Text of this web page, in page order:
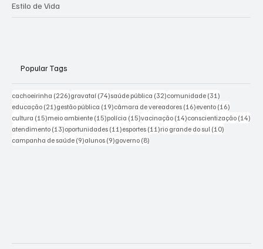
Estilo de Vida
Popular Tags
cachoeirinha (226)226 posts
gravataí (74)74 posts
saúde pública (32)32 posts
comunidade (31)
educação (21)21 posts
gestão pública (19)19 posts
câmara de vereadores (16)16 posts
evento (16)
cultura (15)15 posts
meio ambiente (15)15 posts
polícia (15)15 posts
vacinação (14)14 posts
conscientização (14)
atendimento (13)13 posts
oportunidades (11)11 posts
esportes (11)11 posts
rio grande do sul (10)
campanha de saúde (9)9 posts
alunos (9)9 posts
governo (8)